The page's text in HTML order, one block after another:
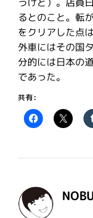
るとのこと。転
をクリアした点
外車にはその国
分的には日本の
であった。
共有: